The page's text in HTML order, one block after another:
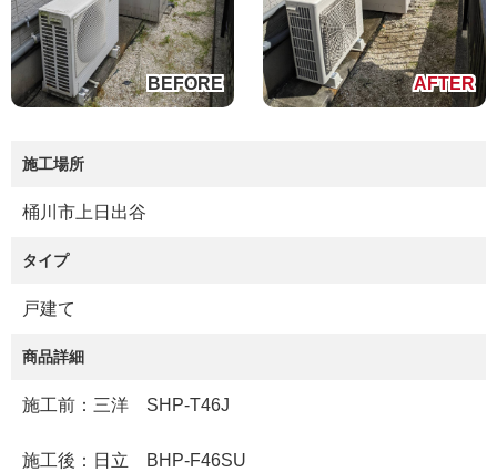
施工場所
桶川市上日出谷
タイプ
戸建て
商品詳細
施工前：三洋 SHP-T46J
施工後：日立 BHP-F46SU